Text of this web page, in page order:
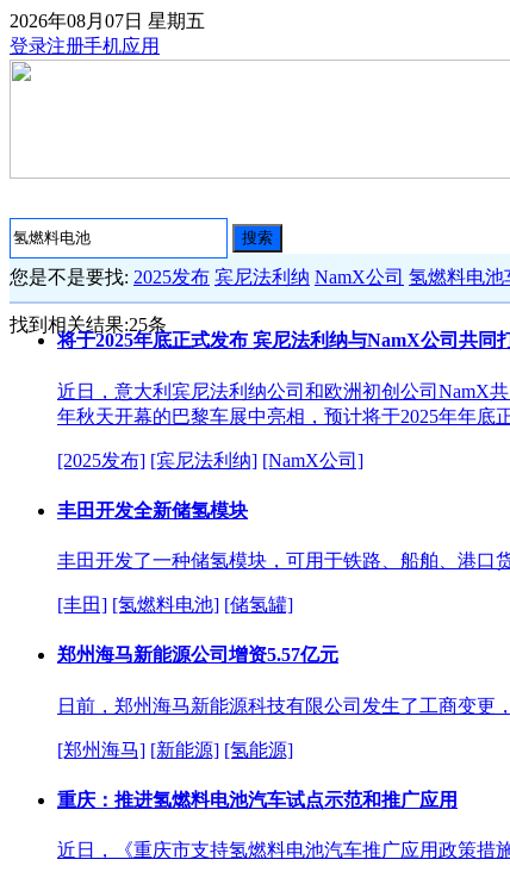
2026年08月07日 星期五
登录注册手机应用
搜索
您是不是要找: 2025发布 宾尼法利纳 NamX公司 氢燃料电池
找到相关结果:25条
将于2025年底正式发布 宾尼法利纳与NamX公司共同
近日，意大利宾尼法利纳公司和欧洲初创公司NamX
年秋天开幕的巴黎车展中亮相，预计将于2025年年底
[2025发布] [宾尼法利纳] [NamX公司]
丰田开发全新储氢模块
丰田开发了一种储氢模块，可用于铁路、船舶、港口
[丰田] [氢燃料电池] [储氢罐]
郑州海马新能源公司增资5.57亿元
日前，郑州海马新能源科技有限公司发生了工商变更
[郑州海马] [新能源] [氢能源]
重庆：推进氢燃料电池汽车试点示范和推广应用
近日，《重庆市支持氢燃料电池汽车推广应用政策措